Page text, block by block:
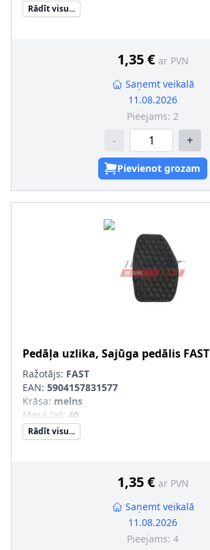
Rādīt visu...
1,35 € ar PVN
Saņemt veikalā
11.08.2026
Pieejams: 2
- +
Pievienot grozam
Pedāļa uzlika, Sajūga pedālis FAST
Ražotājs: FAST
EAN: 5904157831577
Krāsa: melns
Masa [g]: 40
Rādīt visu...
1,35 € ar PVN
Saņemt veikalā
11.08.2026
Pieejams: 4